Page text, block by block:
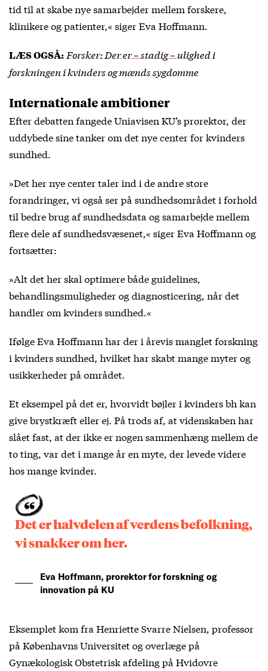
tid til at skabe nye samarbejder mellem forskere,
klinikere og patienter,« siger Eva Hoffmann.
LÆS OGSÅ: Forsker: Der er – stadig – ulighed i
forskningen i kvinders og mænds sygdomme
Internationale ambitioner
Efter debatten fangede Uniavisen KU’s prorektor, der
uddybede sine tanker om det nye center for kvinders
sundhed.
»Det her nye center taler ind i de andre store
forandringer, vi også ser på sundhedsområdet i forhold
til bedre brug af sundhedsdata og samarbejde mellem
flere dele af sundhedsvæsenet,« siger Eva Hoffmann og
fortsætter:
»Alt det her skal optimere både guidelines,
behandlingsmuligheder og diagnosticering, når det
handler om kvinders sundhed.«
Ifølge Eva Hoffmann har der i årevis manglet forskning
i kvinders sundhed, hvilket har skabt mange myter og
usikkerheder på området.
Et eksempel på det er, hvorvidt bøjler i kvinders bh kan
give brystkræft eller ej. På trods af, at videnskaben har
slået fast, at der ikke er nogen sammenhæng mellem de
to ting, var det i mange år en myte, der levede videre
hos mange kvinder.
Det er halvdelen af verdens befolkning,
vi snakker om her.
Eva Hoffmann, prorektor for forskning og
innovation på KU
Eksemplet kom fra Henriette Svarre Nielsen, professor
på Københavns Universitet og overlæge på
Gynækologisk Obstetrisk afdeling på Hvidovre